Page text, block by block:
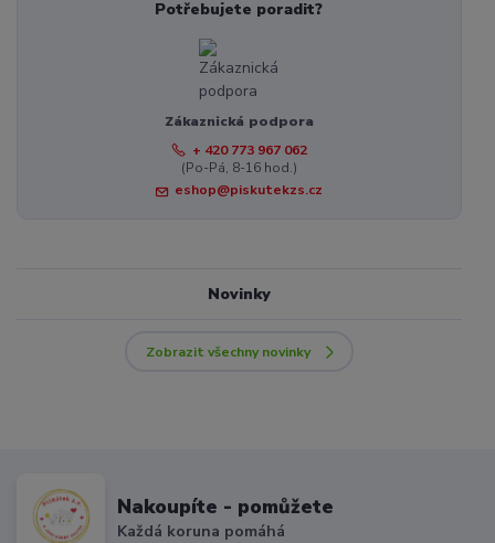
Potřebujete poradit?
Zákaznická podpora
+ 420 773 967 062
(Po-Pá, 8-16 hod.)
eshop@piskutekzs.cz
Novinky
Zobrazit všechny novinky
Nakoupíte - pomůžete
Každá koruna pomáhá